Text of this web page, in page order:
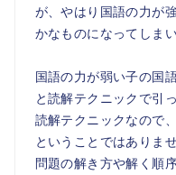
が、やはり国語の力が
かなものになってしまい
国語の力が弱い子の国
と読解テクニックで引
読解テクニックなので
ということではありませ
問題の解き方や解く順